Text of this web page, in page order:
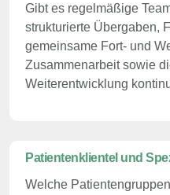
Gibt es regelmäßige
strukturierte Übergaben,
gemeinsame Fort- und
Zusammenarbeit sowie
Weiterentwicklung
Patientenklientel und
Welche